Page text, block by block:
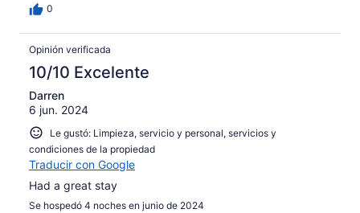
0
Opinión verificada
10/10 Excelente
Darren
6 jun. 2024
Le gustó: Limpieza, servicio y personal, servicios y
condiciones de la propiedad
Traducir con Google
Had a great stay
Se hospedó 4 noches en junio de 2024